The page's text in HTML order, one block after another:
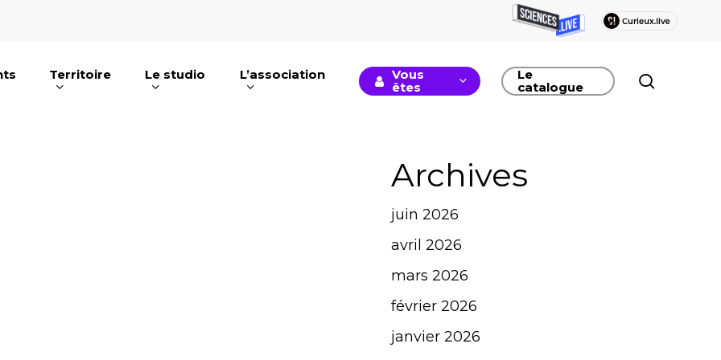
Territoire Le studio L’association
Vous
êtes
Le
catalogue
Archives
juin 2026
avril 2026
mars 2026
février 2026
janvier 2026